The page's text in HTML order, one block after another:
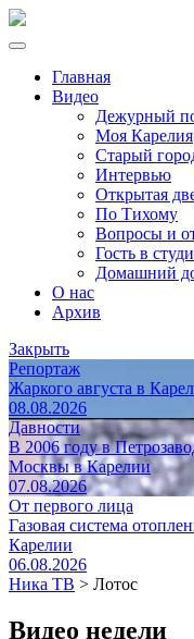
Главная
Видео
Дежурный
Моя Карелия
Старый
Интервью
Открытая
По Тихому
Вопросы и
Гость в
Домашний
О нас
Архив
Закрыть
Репортаж
Жаркого августа в
08.08.2026
Давности
В 2006 году в
Москвы в Карелии
07.08.2026
От первого лица
Газовая система
Карелии
06.08.2026
Ника ТВ > Лотос
Видео недели